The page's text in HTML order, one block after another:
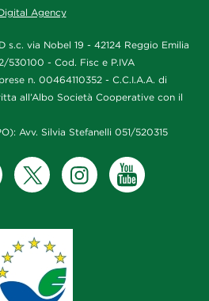
Agency
via Nobel 19 - 42124 Reggio Emilia
530100 - Cod. Fisc e P.IVA
n. 00464110352 - C.C.I.A.A. di
all’Albo Società Cooperative con il
Avv. Silvia Stefanelli 051/520315